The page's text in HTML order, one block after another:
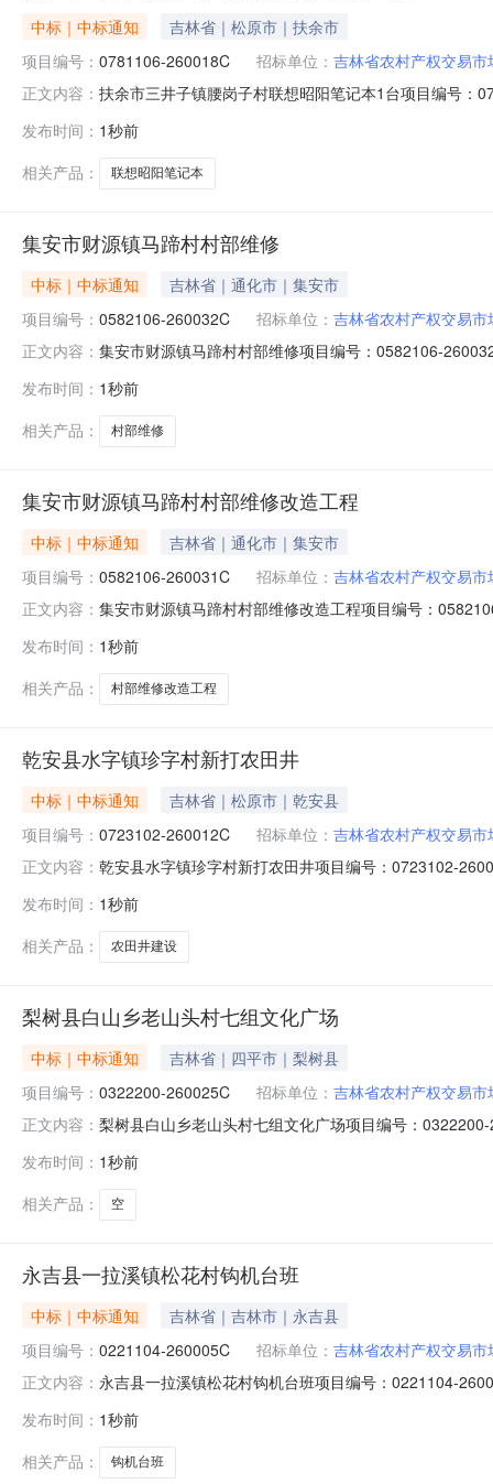
中标｜中标通知
吉林省｜松原市｜扶余市
项目编号： 0781106-260018C 招标单位： 吉林省农村产权交易市
正文内容： 扶余市三井子镇腰岗子村联想昭阳笔记本1台项目编号：
子镇池南区政府公开栏、扶余市三井子镇腰岗子村集体
发布时间： 1秒前
相关产品：
联想昭阳笔记本
集安市财源镇马蹄村村部维修
中标｜中标通知
吉林省｜通化市｜集安市
项目编号： 0582106-260032C 招标单位： 吉林省农村产权交易市
正文内容： 集安市财源镇马蹄村村部维修项目编号：0582106-
安市财源镇马蹄村股份经济合作社采购人：许庆霞地址
发布时间： 1秒前
相关产品：
村部维修
集安市财源镇马蹄村村部维修改造工程
中标｜中标通知
吉林省｜通化市｜集安市
项目编号： 0582106-260031C 招标单位： 吉林省农村产权交易市
正文内容： 集安市财源镇马蹄村村部维修改造工程项目编号：
区政府公开栏、集安市财源镇马蹄村股份经济合作社采
发布时间： 1秒前
相关产品：
村部维修改造工程
乾安县水字镇珍字村新打农田井
中标｜中标通知
吉林省｜松原市｜乾安县
项目编号： 0723102-260012C 招标单位： 吉林省农村产权交易市
正文内容： 乾安县水字镇珍字村新打农田井项目编号：0723102-
栏、乾安县水字镇珍字村村民委员会采购人：郭文福地
发布时间： 1秒前
相关产品：
农田井建设
梨树县白山乡老山头村七组文化广场
中标｜中标通知
吉林省｜四平市｜梨树县
项目编号： 0322200-260025C 招标单位： 吉林省农村产权交易市
正文内容： 梨树县白山乡老山头村七组文化广场项目编号：
政府公开栏、梨树县白山乡老山头村经济联合社采购人
发布时间： 1秒前
相关产品：
空
永吉县一拉溪镇松花村钩机台班
中标｜中标通知
吉林省｜吉林市｜永吉县
项目编号： 0221104-260005C 招标单位： 吉林省农村产权交易市
正文内容： 永吉县一拉溪镇松花村钩机台班项目编号：0221104-
栏、永吉县一拉溪镇松花村股份经济合作联合社采购人
发布时间： 1秒前
相关产品：
钩机台班